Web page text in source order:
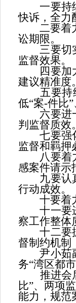
一要持续
快诉，全力
二要着力
讼期限。
三要切实
监督效果。
四要加大
建议精准度。
五要持续
低“案-件比
六要进一
判监督质效。
七要强化
监督和羁押
八要着力
感案件请示
九要认真
行动成效。
十要着力
十一要进
察工作整体
十二要抓
督制约机制
尹小茹副
务“湾区都
推进会后
比”、两项
能力，规范